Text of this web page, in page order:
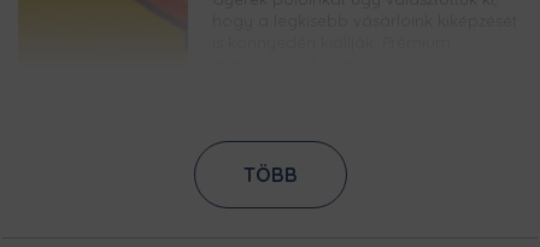
GARANTÁLTAN KOPÁSMENTES
A legmodernebb digitális nyomtatási
TÖBB